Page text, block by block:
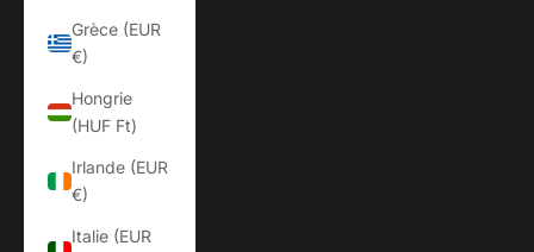
Grèce (EUR
€)
Hongrie
(HUF Ft)
Irlande (EUR
€)
Italie (EUR